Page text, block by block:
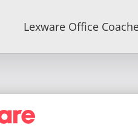
Lexware Office